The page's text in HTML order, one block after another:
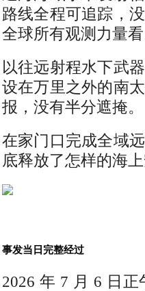
路线全程可追踪，
全球所有观测力量看
以往远射程水下武
设在万里之外的南
报，没有半分遮掩。
在家门口完成全域
底释放了怎样的海
事发当日完整经过
2026 年 7 月 6 日